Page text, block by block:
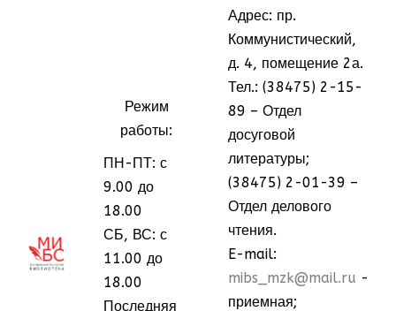
Режим
работы:
ПН-ПТ: с
9.00 до
18.00
СБ, ВС: с
11.00 до
18.00
Последняя
Адрес: пр.
Коммунистический,
д. 4, помещение 2а.
Тел.: (38475) 2-15-
89 – Отдел
досуговой
литературы;
(38475) 2-01-39 –
Отдел делового
чтения.
E-mail:
mibs_mzk@mail.ru -
приемная;